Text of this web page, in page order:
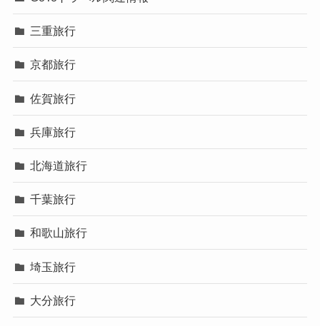
三重旅行
京都旅行
佐賀旅行
兵庫旅行
北海道旅行
千葉旅行
和歌山旅行
埼玉旅行
大分旅行